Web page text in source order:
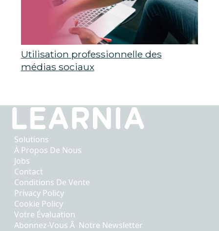
Utilisation professionnelle des
médias sociaux
Solutions
À Propos De Nous
Jobs
Contact
Conditions De Vente
Privacy Policy
Cookie Policy
Votre Évaluation
Abonnez-Vous Ã Notre Newsletter